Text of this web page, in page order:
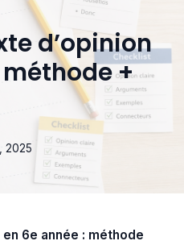
d’opinion
+
2025
6e année : méthode